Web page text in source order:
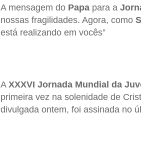
A mensagem do Papapara a
nossas fragilidades. Agora, como
está realizando em vocês”
A XXXVI Jornada Mundial da
primeira vez na solenidade de
divulgada ontem, foi assinada no